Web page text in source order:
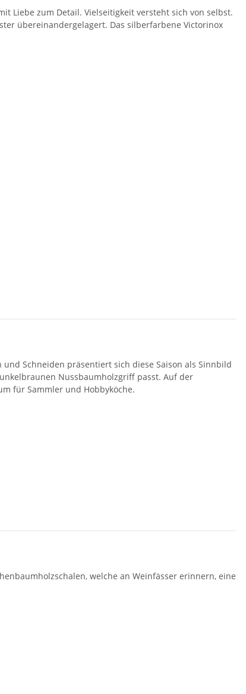
Liebe zum Detail. Vielseitigkeit versteht sich von selbst.
übereinandergelagert. Das silberfarbene Victorinox
Schneiden präsentiert sich diese Saison als Sinnbild
Nussbaumholzgriff passt. Auf der
für Sammler und Hobbyköche.
welche an Weinfässer erinnern, eine